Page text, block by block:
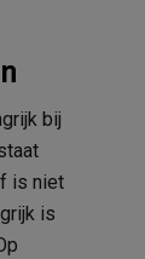
bij
is niet
is